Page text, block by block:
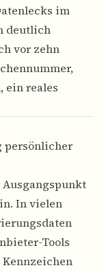
im
deutlich
vor zehn
ein reales
persönlicher
In vielen
Tools